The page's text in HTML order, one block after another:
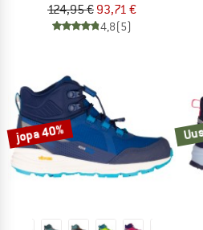
124,95 € 93,71 €
4,8(5)
jopa 40%